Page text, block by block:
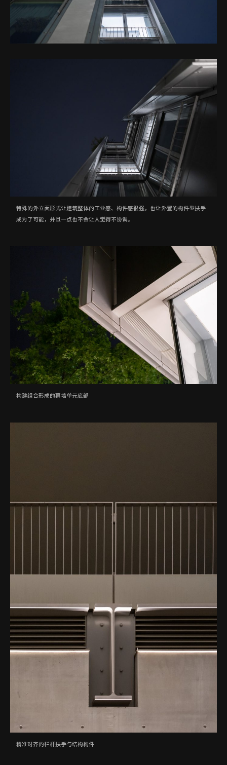
特殊的外立面形式让建筑整体的工业感、构件感很强，也让外置的构件型扶手
成为了可能，并且一点也不会让人觉得不协调。
构建组合形成的幕墙单元底部
精准对齐的栏杆扶手与结构构件